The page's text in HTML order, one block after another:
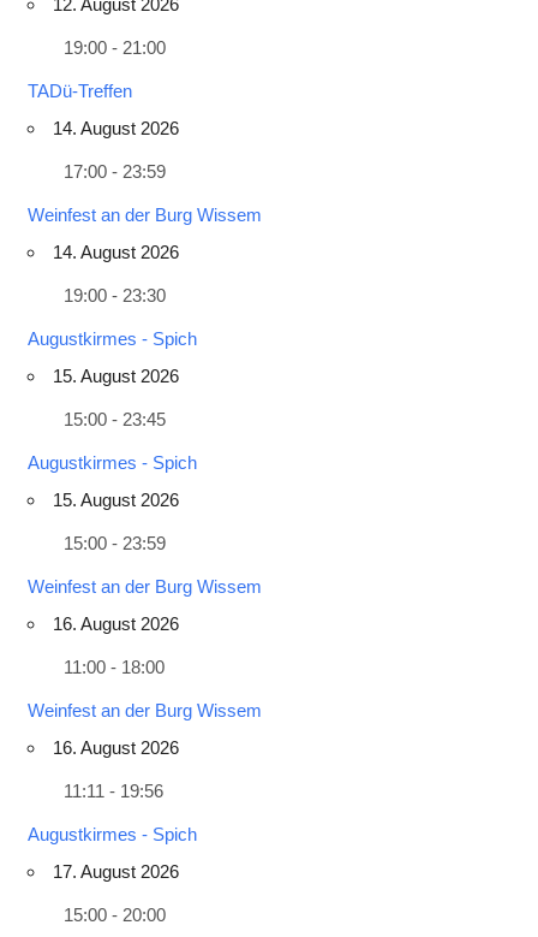
12. August 2026
19:00 - 21:00
TADü-Treffen
14. August 2026
17:00 - 23:59
Weinfest an der Burg Wissem
14. August 2026
19:00 - 23:30
Augustkirmes - Spich
15. August 2026
15:00 - 23:45
Augustkirmes - Spich
15. August 2026
15:00 - 23:59
Weinfest an der Burg Wissem
16. August 2026
11:00 - 18:00
Weinfest an der Burg Wissem
16. August 2026
11:11 - 19:56
Augustkirmes - Spich
17. August 2026
15:00 - 20:00